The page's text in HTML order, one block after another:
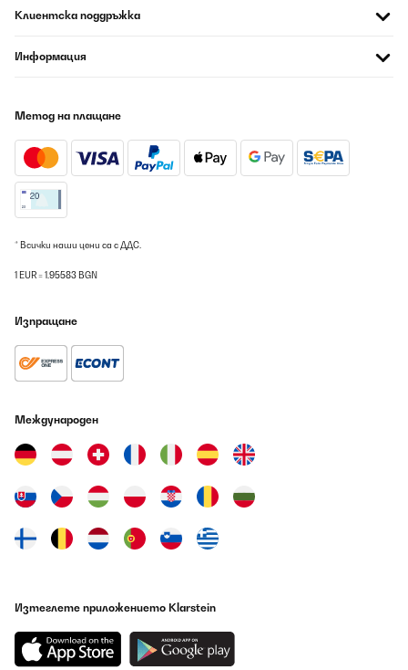
Клиентска поддръжка
Информация
Метод на плащане
* Всички наши цени са с ДДС.
1 EUR = 1.95583 BGN
Изпращане
Международен
Изтеглете приложението Klarstein